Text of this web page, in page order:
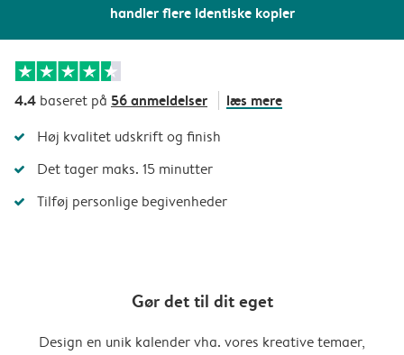
handler flere identiske kopier
4.4 baseret på 56 anmeldelser læs mere
Høj kvalitet udskrift og finish
Det tager maks. 15 minutter
Tilføj personlige begivenheder
Gør det til dit eget
Design en unik kalender vha. vores kreative temaer,